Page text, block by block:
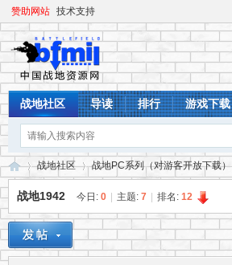
赞助网站 技术支持
战地社区 导读 排行 游戏下载
»
战地社区 战地PC系列（对游客开放下载）
战地1942 今日: 0 主题: 7 排名: 12